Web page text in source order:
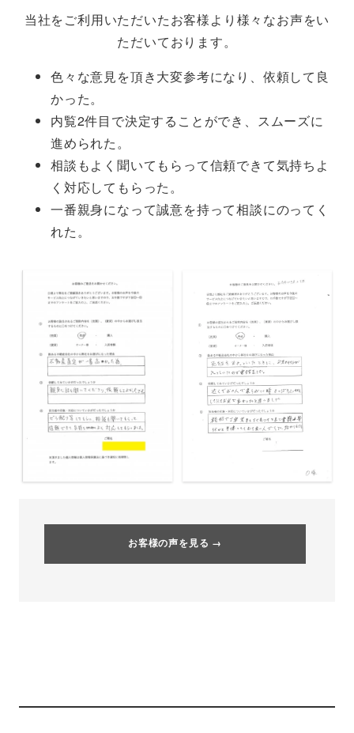
当社をご利用いただいたお客様より様々なお声をい
ただいております。
色々な意見を頂き大変参考になり、依頼して良
かった。
内覧2件目で決定することができ、スムーズに
進められた。
相談もよく聞いてもらって信頼できて気持ちよ
く対応してもらった。
一番親身になって誠意を持って相談にのってく
れた。
お客様の声を見る →